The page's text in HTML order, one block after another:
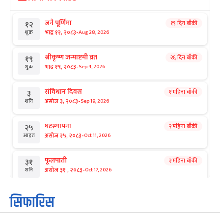
१२
शुक्र
जनै पूर्णिमा
भाद्र १२, २०८३-Aug 28, 2026
१९ दिन बाँकी
१९
शुक्र
श्रीकृष्ण जन्माष्टमी व्रत
भाद्र १९, २०८३-Sep 4, 2026
२६ दिन बाँकी
३
शनि
संविधान दिवस
असोज ३, २०८३-Sep 19, 2026
१ महिना बाँकी
२५
आइत
घटस्थापना
असोज २५, २०८३-Oct 11, 2026
२ महिना बाँकी
३१
शनि
फूलपाती
असोज ३१ , २०८३-Oct 17, 2026
२ महिना बाँकी
१
आइत
कार्तिक सङ्क्रान्ति
कार्तिक १, २०८३
सिफारिस